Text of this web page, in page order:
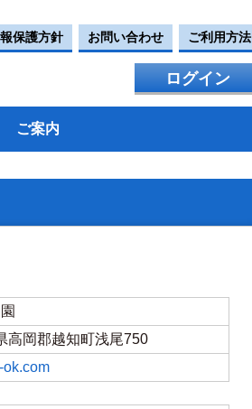
保護方針 お問い合わせ ご利用方法
ログイン
ご案内
高岡郡越知町浅尾750
ok.com